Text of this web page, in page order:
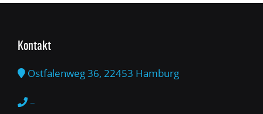
Kontakt
Ostfalenweg 36, 22453 Hamburg
–